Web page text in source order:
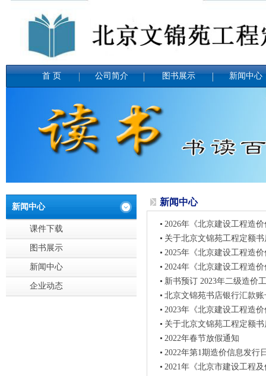
首 页 公司简介 图书展示 新闻中心
新闻中心
课件下载
图书展示
新闻中心
企业动态
新闻中心
2026年《北京建设工程造
关于北京文锦苑工程定额
2025年《北京建设工程造
2024年《北京建设工程造
新书预订 2023年二级造价
北京文锦苑书店银行汇款账
2023年《北京建设工程造
关于北京文锦苑工程定额
2022年春节放假通知
2022年第1期造价信息发行
2021年《北京市建设工程